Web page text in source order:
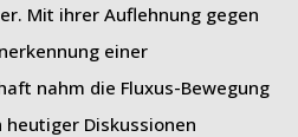
Mit ihrer Auflehnung gegen
einer
nahm die Fluxus-Bewegung
heutiger Diskussionen